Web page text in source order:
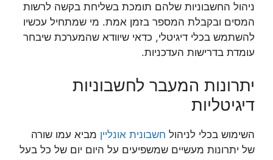
ניהול החשבוניות שלהם תומכת בשליחת בקשה לרשות
המסים ובקבלת המספר בזמן אמת. מי שמתחיל עכשיו
להשתמש בכלי דיגיטלי, כדאי שיוודא שהמערכת שיבחר
עומדת בדרישות העדכניות.
יתרונות המעבר לחשבוניות
דיגיטליות
השימוש בכלי לניהול חשבונית אונליין מביא עמו שורה
של יתרונות מעשיים שמשפיעים על היום יום של כל בעל